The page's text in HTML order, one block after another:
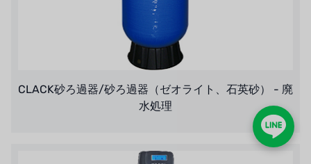
CLACK砂ろ過器/砂ろ過器（ゼオライト、石英砂） - 廃
水処理